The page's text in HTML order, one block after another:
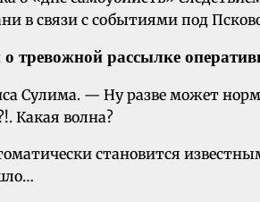
в связи с событиями под
тревожной рассылке
Сулима. — Ну разве может
Какая волна?
становится